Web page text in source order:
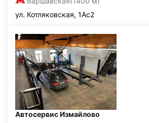
ул. Котляковская, 1Ас2
Автосервис Измайлово